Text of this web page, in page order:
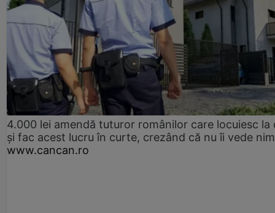
4.000 lei amendă tuturor românilor care locuiesc la
și fac acest lucru în curte, crezând că nu îi vede
www.cancan.ro